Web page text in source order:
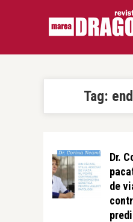
Tag:
Dr.
de